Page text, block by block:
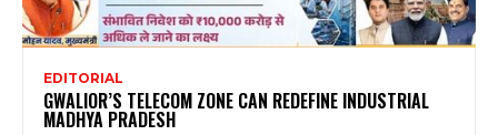
EDITORIAL
GWALIOR’S TELECOM ZONE CAN REDEFINE INDUSTRIAL
MADHYA PRADESH